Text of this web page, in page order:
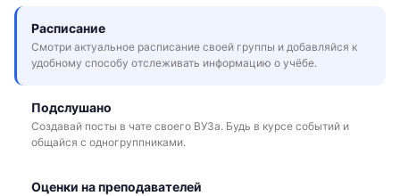
Расписание
Смотри актуальное расписание своей группы и добавляйся к
удобному способу отслеживать информацию о учёбе.
Подслушано
Создавай посты в чате своего ВУЗа. Будь в курсе событий и
общайся с одногруппниками.
Оценки на преподавателей